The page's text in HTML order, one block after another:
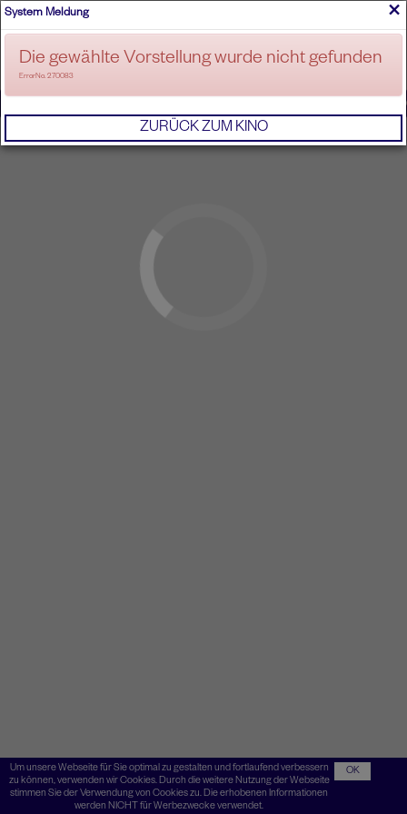
ANMELDEN
Um unsere Webseite für Sie optimal zu gestalten und fortlaufend verbessern
zu können, verwenden wir Cookies. Durch die weitere Nutzung der Webseite
stimmen Sie der Verwendung von Cookies zu. Die erhobenen Informationen
werden NICHT für Werbezwecke verwendet.
OK
×
System Meldung
Die gewählte Vorstellung wurde nicht gefunden
ErrorNo. 270083
ZURÜCK ZUM KINO